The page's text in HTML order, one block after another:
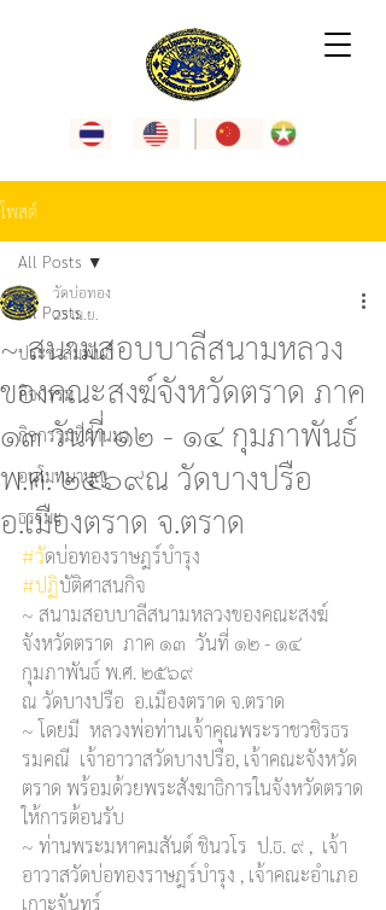
โพสต์
All Posts
ประชาสัมพันธ์
กิจกรรม
กิจกรรมที่ผ่านมา
อนุโมทนาบุญ
ธรรมะ
All Posts
~ สนามสอบบาลีสนามหลวง
ของคณะสงฆ์จังหวัดตราด ภาค
๑๓ วันที่ ๑๒ - ๑๔ กุมภาพันธ์
พ.ศ. ๒๕๖๙ณ วัดบางปรือ
อ.เมืองตราด จ.ตราด
วัดบ่อทอง
23 เม.ย.
#วัดบ่อทองราษฎร์บำรุง
#ปฏิบัติศาสนกิจ
~ สนามสอบบาลีสนามหลวงของคณะสงฆ์
จังหวัดตราด  ภาค ๑๓  วันที่ ๑๒ - ๑๔
กุมภาพันธ์ พ.ศ. ๒๕๖๙
ณ วัดบางปรือ  อ.เมืองตราด จ.ตราด
~ โดยมี  หลวงพ่อท่านเจ้าคุณพระราชวชิรธร
รมคณี  เจ้าอาวาสวัดบางปรือ, เจ้าคณะจังหวัด
ตราด พร้อมด้วยพระสังฆาธิการในจังหวัดตราด
ให้การต้อนรับ
~ ท่านพระมหาคมสันต์ ชินวโร  ป.ธ. ๙ ,  เจ้า
อาวาสวัดบ่อทองราษฎร์บำรุง , เจ้าคณะอำเภอ
เกาะจันทร์